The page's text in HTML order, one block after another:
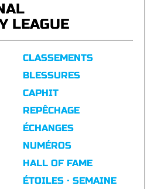
LEAGUE
CLASSEMENTS
BLESSURES
CAPHIT
REPÊCHAGE
ÉCHANGES
NUMÉROS
HALL OF FAME
ÉTOILES · SEMAINE